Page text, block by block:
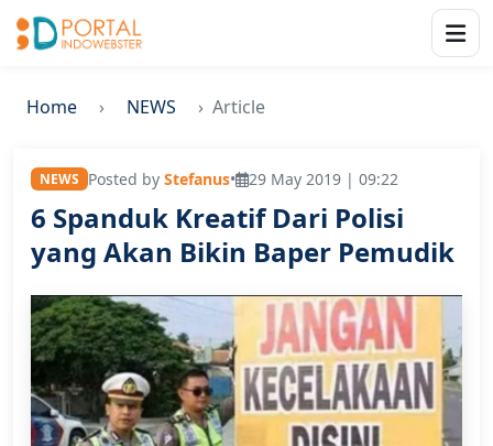
Home NEWS Article
NEWS Posted by Stefanus• 29 May 2019 | 09:22
6 Spanduk Kreatif Dari Polisi
yang Akan Bikin Baper Pemudik